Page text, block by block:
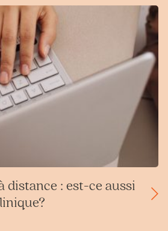
distance : est-ce aussi